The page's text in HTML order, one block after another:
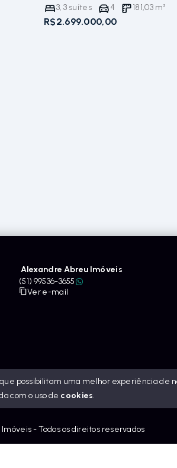
3,3 suítes 4 181,03 m²
R$2.699.000,00
Alexandre Abreu Imóveis
(51) 99536-3655
Ver e-mail
- Todos os direitos reservados
possibilitam uma melhor experiência de
com o uso de cookies.